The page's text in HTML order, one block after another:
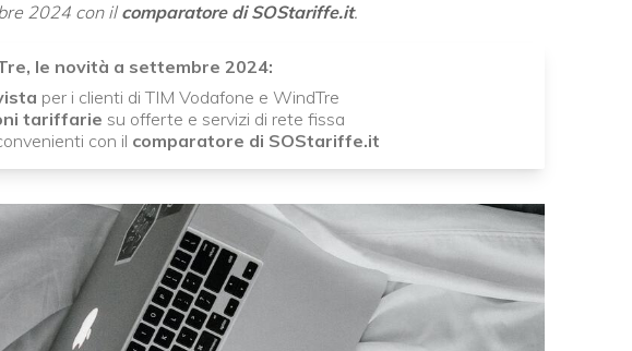
2024 con il comparatore di SOStariffe.it.
le novità a settembre 2024:
per i clienti di TIM Vodafone e WindTre
tariffarie su offerte e servizi di rete fissa
con il comparatore di SOStariffe.it